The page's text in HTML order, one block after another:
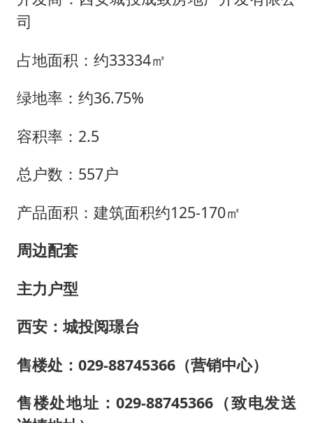
司
占地面积：约33334㎡
绿地率：约36.75%
容积率：2.5
总户数：557户
产品面积：建筑面积约125-170㎡
周边配套
主力户型
西安：城投阅璟台
售楼处：029-88745366（营销中心）
售楼处地址：029-88745366（致电发送